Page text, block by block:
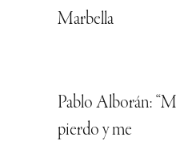
Marbella
Pablo Alborán:
pierdo y me